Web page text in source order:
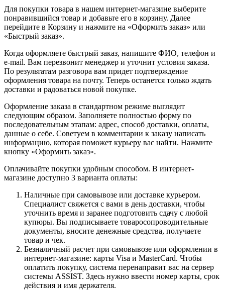
Для покупки товара в нашем интернет-магазине выберите
понравившийся товар и добавьте его в корзину. Далее
перейдите в Корзину и нажмите на «Оформить заказ» или
«Быстрый заказ».
Когда оформляете быстрый заказ, напишите ФИО, телефон и
e-mail. Вам перезвонит менеджер и уточнит условия заказа.
По результатам разговора вам придет подтверждение
оформления товара на почту. Теперь останется только ждать
доставки и радоваться новой покупке.
Оформление заказа в стандартном режиме выглядит
следующим образом. Заполняете полностью форму по
последовательным этапам: адрес, способ доставки, оплаты,
данные о себе. Советуем в комментарии к заказу написать
информацию, которая поможет курьеру вас найти. Нажмите
кнопку «Оформить заказ».
Оплачивайте покупки удобным способом. В интернет-
магазине доступно 3 варианта оплаты:
Наличные при самовывозе или доставке курьером.
Специалист свяжется с вами в день доставки, чтобы
уточнить время и заранее подготовить сдачу с любой
купюры. Вы подписываете товаросопроводительные
документы, вносите денежные средства, получаете
товар и чек.
Безналичный расчет при самовывозе или оформлении в
интернет-магазине: карты Visa и MasterCard. Чтобы
оплатить покупку, система перенаправит вас на сервер
системы ASSIST. Здесь нужно ввести номер карты, срок
действия и имя держателя.